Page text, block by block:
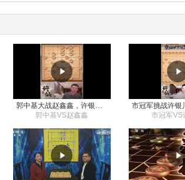
郭中基VS赵鑫鑫
市冠军VS